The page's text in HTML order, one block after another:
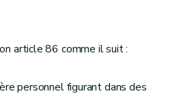
article 86 comme il suit :
personnel figurant dans des